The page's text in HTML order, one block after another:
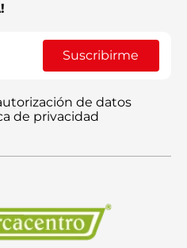
Suscribirme
de datos
de privacidad